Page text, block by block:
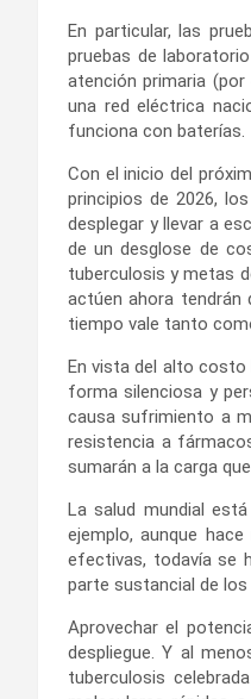
En particular, las
pruebas de
atención primaria
una red eléctrica
funciona con baterías.
Con el inicio del
principios de 2026,
desplegar y llevar a
de un desglose de
tuberculosis y metas
actúen ahora tendrán
tiempo vale tanto
En vista del alto costo
forma silenciosa y
causa sufrimiento a
resistencia a
sumarán a la carga
La salud mundial
ejemplo, aunque
efectivas, todavía se
parte sustancial de los
Aprovechar el
despliegue. Y al
tuberculosis